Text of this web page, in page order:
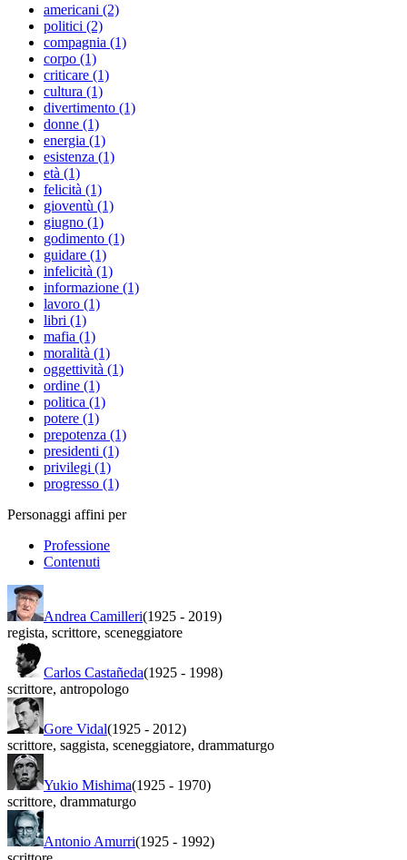
americani (2)
politici (2)
compagnia (1)
corpo (1)
criticare (1)
cultura (1)
divertimento (1)
donne (1)
energia (1)
esistenza (1)
età (1)
felicità (1)
gioventù (1)
giugno (1)
godimento (1)
guidare (1)
infelicità (1)
informazione (1)
lavoro (1)
libri (1)
mafia (1)
moralità (1)
oggettività (1)
ordine (1)
politica (1)
potere (1)
prepotenza (1)
presidenti (1)
privilegi (1)
progresso (1)
Personaggi affini per
Professione
Contenuti
Andrea Camilleri(1925 - 2019)
regista, scrittore, sceneggiatore
Carlos Castañeda(1925 - 1998)
scrittore, antropologo
Gore Vidal(1925 - 2012)
scrittore, saggista, sceneggiatore, drammaturgo
Yukio Mishima(1925 - 1970)
scrittore, drammaturgo
Antonio Amurri(1925 - 1992)